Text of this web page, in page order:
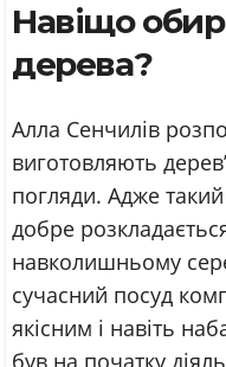
Навіщо
дерева?
Алла Сенчилів
виготовляють
погляди. Адже
добре
навколишньому
сучасний посуд
якісним і навіть
був на початку